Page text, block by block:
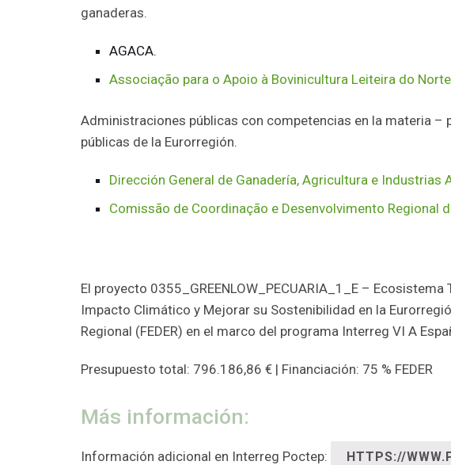
ganaderas.
AGACA.
Associação para o Apoio à Bovinicultura Leiteira do Norte
Administraciones públicas con competencias en la materia
públicas de la Eurorregión.
Dirección General de Ganadería, Agricultura e Industrias
Comissão de Coordinação e Desenvolvimento Regional
El proyecto 0355_GREENLOW_PECUARIA_1_E –
Impacto Climático y Mejorar su Sostenibilidad en la
Regional (FEDER) en el marco del programa Interreg VI A
Presupuesto total: 796.186,86 € | Financiación: 75 % FEDER
Más información:
Información adicional en Interreg Poctep: HTTPS://